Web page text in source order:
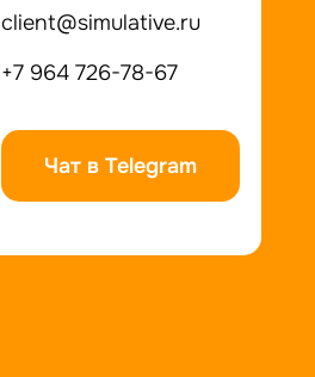
client@simulative.ru
+7 964 726-78-67
Чат в Telegram